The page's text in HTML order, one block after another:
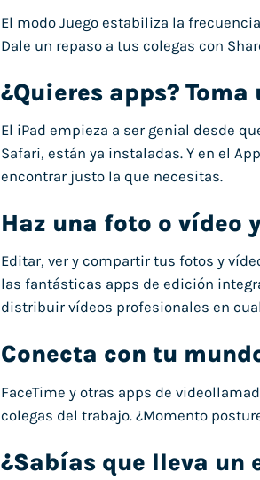
El modo Juego estabiliza la
Dale un repaso a tus colegas con
¿Quieres apps?
El iPad empieza a ser genial desde
Safari, están ya instaladas. Y en el
encontrar justo la que necesitas.
Haz una foto o vídeo
Editar, ver y compartir tus fotos y
las fantásticas apps de edición
distribuir vídeos profesionales en
Conecta con tu
FaceTime y otras apps de
colegas del trabajo. ¿Momento
¿Sabías que lleva un